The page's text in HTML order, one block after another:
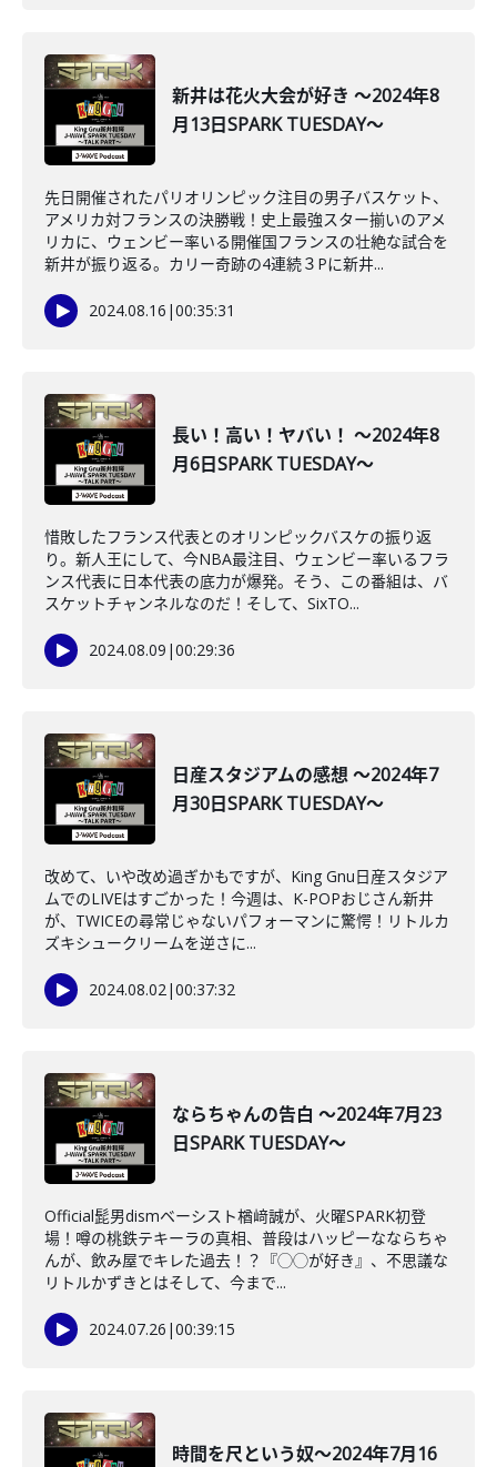
新井は花火大会が好き ～2024年8
月13日SPARK TUESDAY～
先日開催されたパリオリンピック注目の男子バスケット、
アメリカ対フランスの決勝戦！史上最強スター揃いのアメ
リカに、ウェンビー率いる開催国フランスの壮絶な試合を
新井が振り返る。カリー奇跡の4連続３Pに新井...
2024.08.16 |00:35:31
長い！高い！ヤバい！ ～2024年8
月6日SPARK TUESDAY～
惜敗したフランス代表とのオリンピックバスケの振り返
り。新人王にして、今NBA最注目、ウェンビー率いるフラ
ンス代表に日本代表の底力が爆発。そう、この番組は、バ
スケットチャンネルなのだ！そして、SixTO...
2024.08.09 |00:29:36
日産スタジアムの感想 ～2024年7
月30日SPARK TUESDAY～
改めて、いや改め過ぎかもですが、King Gnu日産スタジア
ムでのLIVEはすごかった！今週は、K-POPおじさん新井
が、TWICEの尋常じゃないパフォーマンに驚愕！リトルカ
ズキシュークリームを逆さに...
2024.08.02|00:37:32
ならちゃんの告白 ～2024年7月23
日SPARK TUESDAY～
Official髭男dismベーシスト楢﨑誠が、火曜SPARK初登
場！噂の桃鉄テキーラの真相、普段はハッピーなならちゃ
んが、飲み屋でキレた過去！？『◯◯が好き』、不思議な
リトルかずきとはそして、今まで...
2024.07.26 |00:39:15
時間を尺という奴～2024年7月16